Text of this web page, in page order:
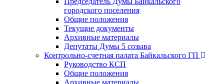
городского поселения
Общие положения
Текущие документы
Архивные материалы
Депутаты Думы 5 созыва
Контрольно-счетная палата Байкальского ГП
Руководство КСП
Общие положения
Архивные материалы